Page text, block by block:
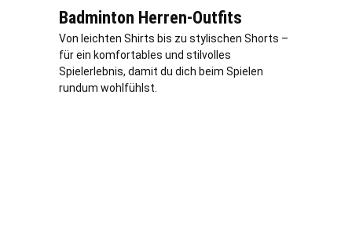
Badminton Herren-Outfits
Von leichten Shirts bis zu stylischen Shorts –
für ein komfortables und stilvolles
Spielerlebnis, damit du dich beim Spielen
rundum wohlfühlst.